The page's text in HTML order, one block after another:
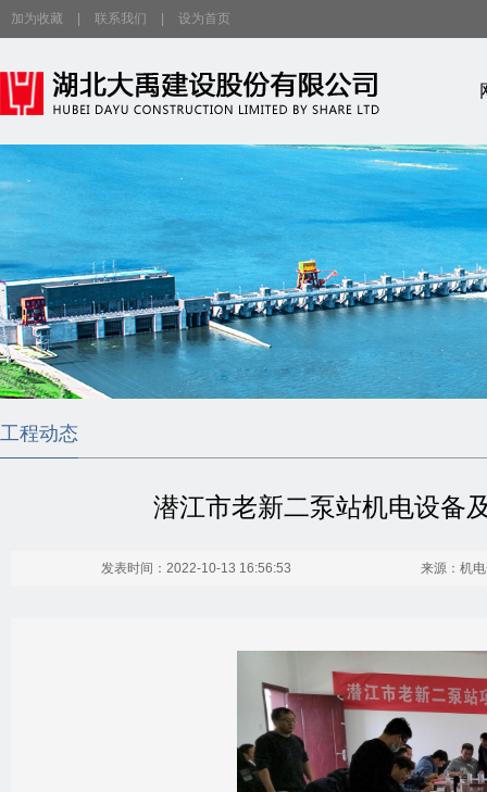
加为收藏 联系我们 设为首页
工程动态
潜江市老新二泵站机电设备
发表时间：2022-10-13 16:56:53 来源：机